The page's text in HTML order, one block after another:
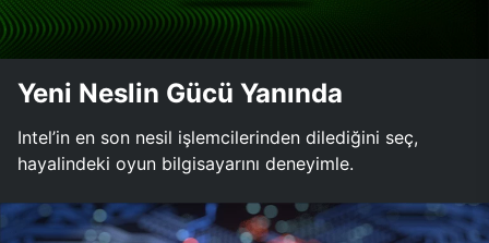
Yeni Neslin Gücü Yanında
Intel’in en son nesil işlemcilerinden dilediğini seç,
hayalindeki oyun bilgisayarını deneyimle.